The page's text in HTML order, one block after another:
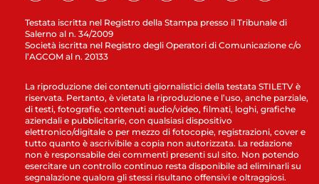
Testata iscritta nel Registro della Stampa presso il Tribunale di
Salerno al n. 34/2009
Società iscritta nel Registro degli Operatori di Comunicazione c/o
l’AGCOM al n. 20133
La riproduzione dei contenuti giornalistici della testata STILETV è
riservata. Pertanto, è vietata la riproduzione e l’uso, anche parziale,
di testi, fotografie, contenuti audio/video, filmati, loghi, grafiche
aziendali e pubblicitarie, con qualsiasi dispositivo
elettronico/digitale o per mezzo di fotocopie, registrazioni, cover e
tutto quanto è ascrivibile a copia non autorizzata. La redazione
non è responsabile dei commenti presenti sul sito. Non potendo
esercitare un controllo continuo resta disponibile ad eliminarli su
segnalazione qualora gli stessi risultano offensivi e oltraggiosi.